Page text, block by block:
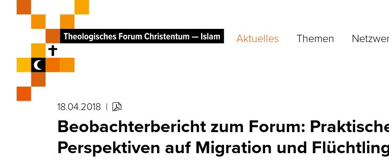
Aktuelles Themen
18.04.2018 |
Beobachterbericht zum Forum:
Perspektiven auf Migration und